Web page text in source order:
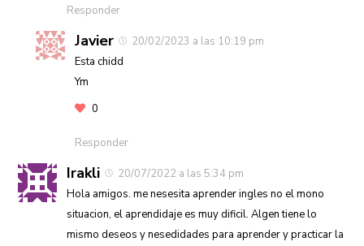
Responder
Javier
20/02/2023 a las 10:19 pm
Esta chidd
Ym
0
Responder
Irakli
20/07/2022 a las 5:34 pm
Hola amigos. me nesesita aprender ingles no el mono
situacion, el aprendidaje es muy dificil. Algen tiene lo
mismo deseos y nesedidades para aprender y practicar la